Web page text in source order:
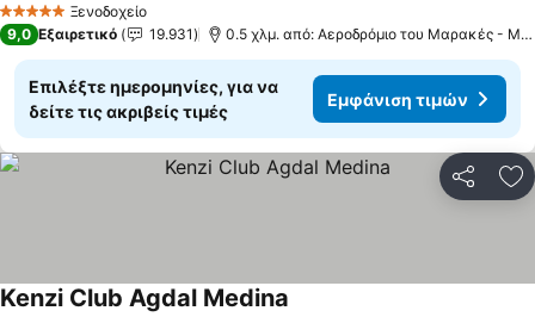
5 Αστέρια Ξενοδοχείο
9,0 Εξαιρετικό 19.931 0.5 χλμ. από: Αεροδρόμιο του Μαρακές - Μενάρε
Επιλέξτε ημερομηνίες, για να
δείτε τις ακριβείς τιμές
Εμφάνιση τιμών
Kenzi Club Agdal Medina